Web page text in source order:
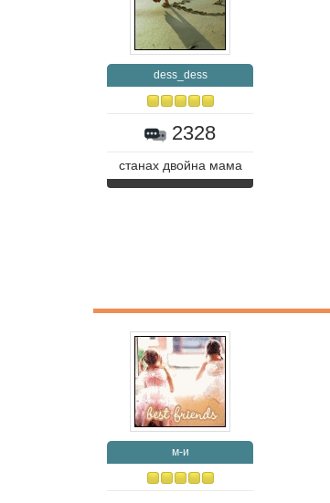
dess_dess
2328
станах двойна мама
м-и